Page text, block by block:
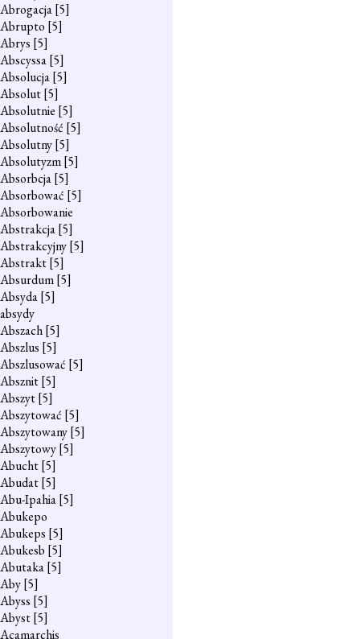
Abrogacja[5]
Abrupto [5]
Abrys [5]
Abscyssa[5]
Absolucja[5]
Absolut[5]
Absolutnie [5]
Absolutność [5]
Absolutny[5]
Absolutyzm[5]
Absorbcja[5]
Absorbować [5]
Absorbowanie
Abstrakcja[5]
Abstrakcyjny[5]
Abstrakt[5]
Absurdum[5]
Absyda[5]
absydy
Abszach[5]
Abszlus [5]
Abszlusować [5]
Absznit[5]
Abszyt[5]
Abszytować [5]
Abszytowany[5]
Abszytowy[5]
Abucht[5]
Abudat[5]
Abu-Ipahia[5]
Abukepo
Abukeps [5]
Abukesb [5]
Abutaka[5]
Aby[5]
Abyss [5]
Abyst[5]
Acamarchis